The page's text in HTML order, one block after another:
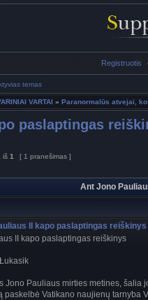
Registruotis
temas
VARTAI » Paranormalūs atvejai,
paslaptingas
iš 1 [ 1 pranešimas ]
Ant Jono
II kapo paslaptingas reiškinys
II kapo paslaptingas reiškinys
Jono Pauliaus mirties metines,
paskelbė Vatikano naujienų tarnyba